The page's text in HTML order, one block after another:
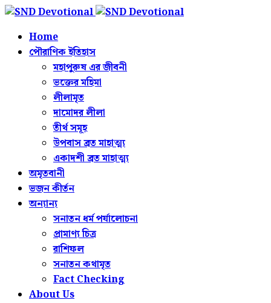
Home
পৌরাণিক ইতিহাস
মহাপুরুষ এর জীবনী
ভক্তের মহিমা
লীলামৃত
দামোদর লীলা
তীর্থ সমূহ
উপবাস ব্রত মাহাত্ম্য
একাদশী ব্রত মাহাত্ম্য
অমৃতবানী
ভজন কীর্তন
অন্যান্য
সনাতন ধর্ম পর্যালোচনা
প্রামাণ্য চিত্র
রাশিফল
সনাতন কথামৃত
Fact Checking
About Us